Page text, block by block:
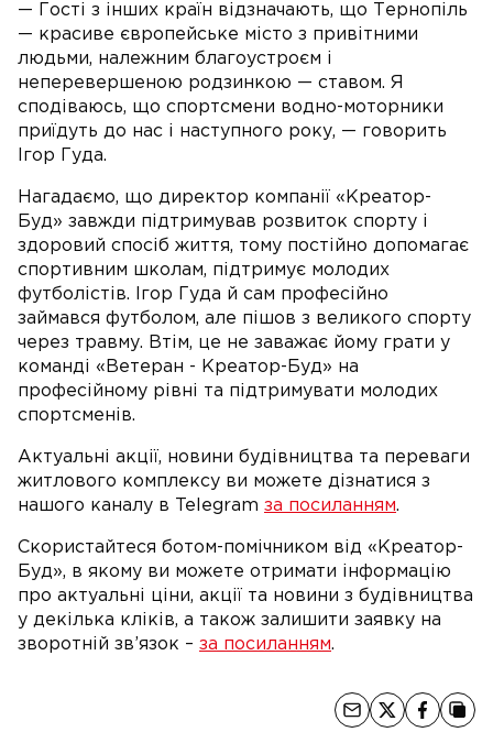
— Гості з інших країн відзначають, що Тернопіль
— красиве європейське місто з привітними
людьми, належним благоустроєм і
неперевершеною родзинкою — ставом. Я
сподіваюсь, що спортсмени водно-моторники
приїдуть до нас і наступного року, — говорить
Ігор Гуда.
Нагадаємо, що директор компанії «Креатор-
Буд» завжди підтримував розвиток спорту і
здоровий спосіб життя, тому постійно допомагає
спортивним школам, підтримує молодих
футболістів. Ігор Гуда й сам професійно
займався футболом, але пішов з великого спорту
через травму. Втім, це не заважає йому грати у
команді «Ветеран - Креатор-Буд» на
професійному рівні та підтримувати молодих
спортсменів.
Актуальні акції, новини будівництва та переваги
житлового комплексу ви можете дізнатися з
нашого каналу в Telegram за посиланням.
Скористайтеся ботом-помічником від «Креатор-
Буд», в якому ви можете отримати інформацію
про актуальні ціни, акції та новини з будівництва
у декілька кліків, а також залишити заявку на
зворотній зв’язок – за посиланням.